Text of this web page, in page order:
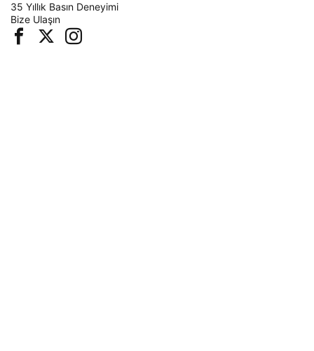
35 Yıllık Basın Deneyimi
Bize Ulaşın